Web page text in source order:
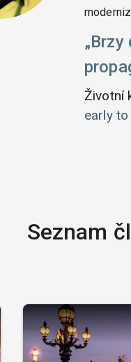
Brzy
Životní
early
Seznam